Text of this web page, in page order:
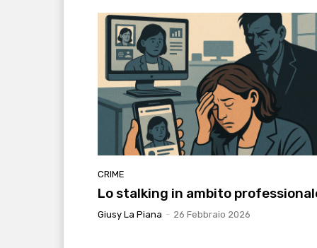
CRIME
Lo stalking in ambito
Giusy La Piana - 26 Febbraio 2026